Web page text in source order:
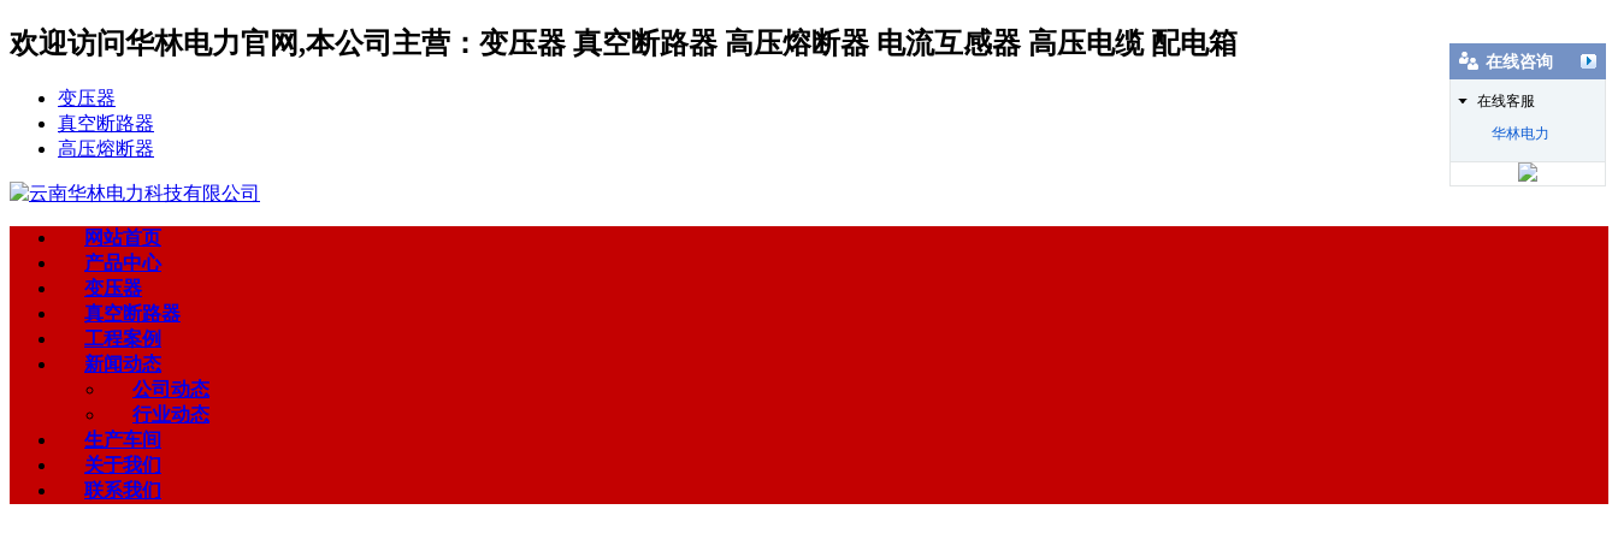
欢迎访问华林电力官网,本公司主营：变压器 真空断路器 高压熔断器 电流互感器 高压电缆 配电箱
变压器
真空断路器
高压熔断器
网站首页
产品中心
变压器
真空断路器
工程案例
新闻动态
公司动态
行业动态
生产车间
关于我们
联系我们
在线咨询
在线客服
华林电力